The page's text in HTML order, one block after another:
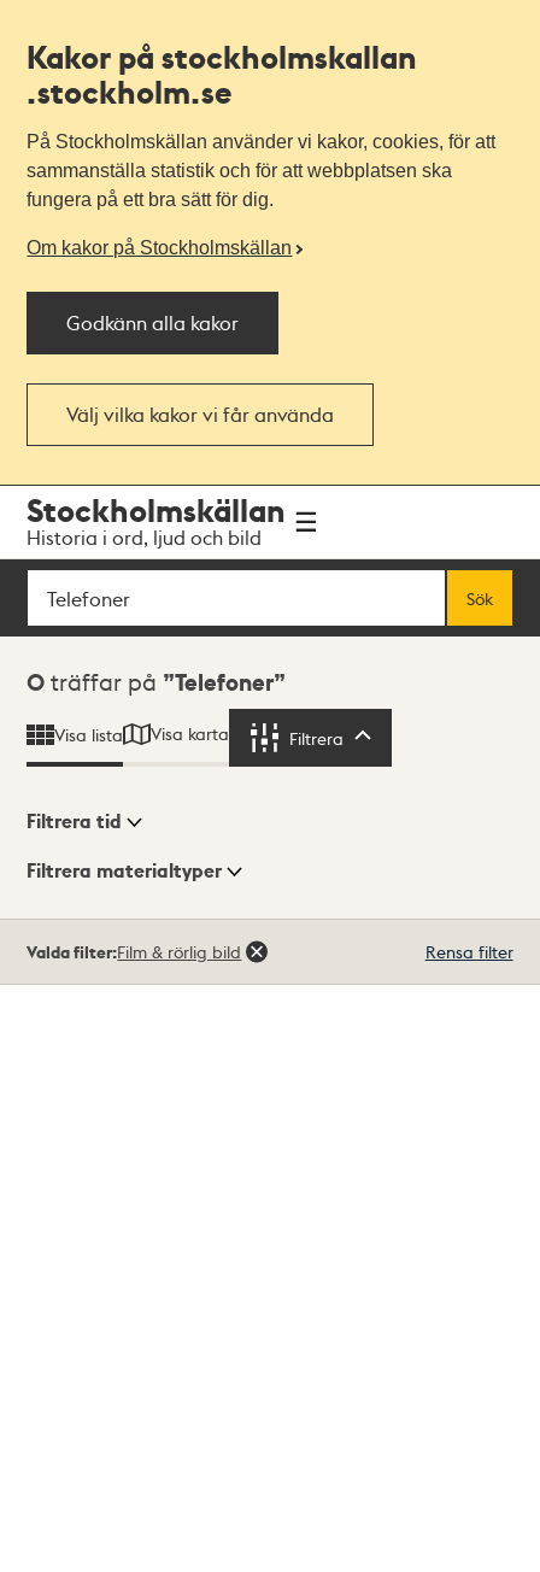
Kakor på stockholmskallan
.stockholm.se
På Stockholmskällan använder vi kakor, cookies, för att
sammanställa statistik och för att webbplatsen ska
fungera på ett bra sätt för dig.
Om kakor på Stockholmskällan
Godkänn alla kakor
Välj vilka kakor vi får använda
navigationen
huvudinnehållet
Stockholmskällan
Historia i ord, ljud och bild
Sök
Sök
Sökresultat
0 träffar på Telefoner
Visa lista Visa karta Filtrera
Visningsläge
Filtrera tid
Filtrera materialtyper
träffar
Valda filter:Film & rörlig bild Rensa filter